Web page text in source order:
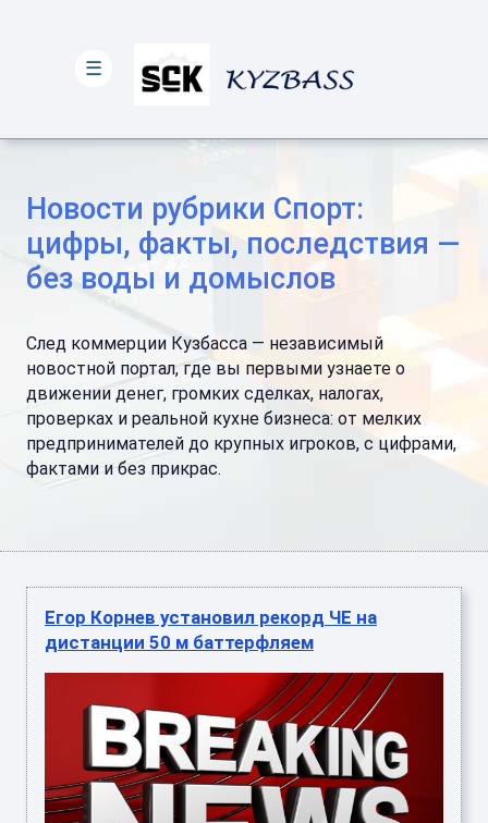
Новости рубрики Спорт:
цифры, факты, последствия —
без воды и домыслов
След коммерции Кузбасса — независимый
новостной портал, где вы первыми узнаете о
движении денег, громких сделках, налогах,
проверках и реальной кухне бизнеса: от мелких
предпринимателей до крупных игроков, с цифрами,
фактами и без прикрас.
Егор Корнев установил рекорд ЧЕ на
дистанции 50 м баттерфляем
☰